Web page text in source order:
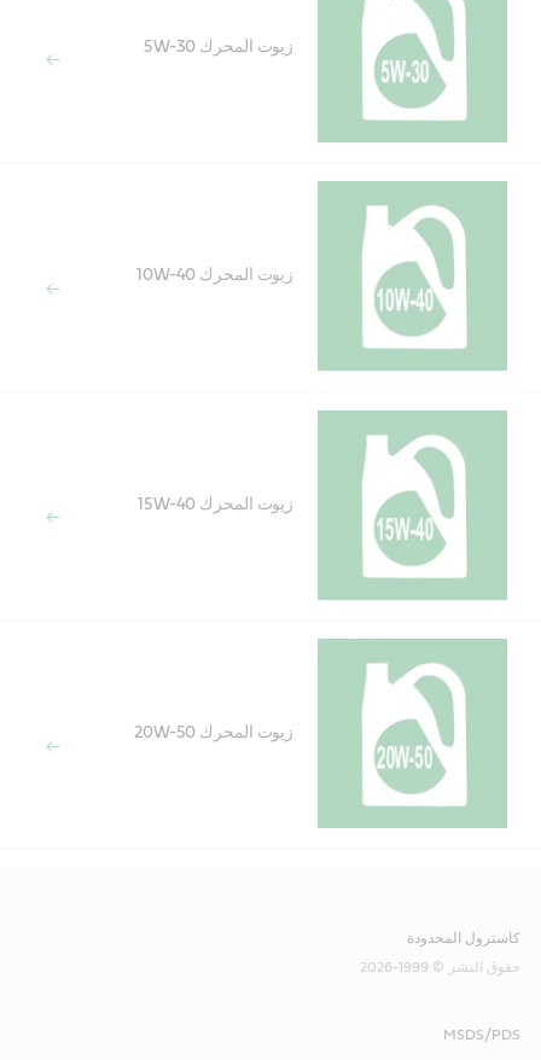
زيوت المحرك 5W-30
زيوت المحرك 10W-40
زيوت المحرك 15W-40
زيوت المحرك 20W-50
كاسترول المحدودة
حقوق النشر © 1999-2026
MSDS/PDS